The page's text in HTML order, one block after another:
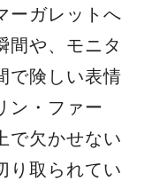
ーガレットへ
間や、モニタ
で険しい表情
ン・ファー
で欠かせない
り取られてい